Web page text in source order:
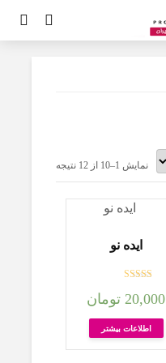
نمایش 1–10 از 12 نتیجه
ایده نو
4.33
20,000 تومان
اطلاعات بیشتر